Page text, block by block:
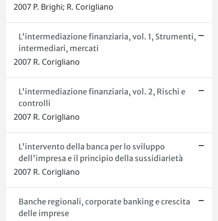
2007 P. Brighi; R. Corigliano
L'intermediazione finanziaria, vol. 1, Strumenti,
intermediari, mercati
2007 R. Corigliano
L'intermediazione finanziaria, vol. 2, Rischi e
controlli
2007 R. Corigliano
L'intervento della banca per lo sviluppo
dell'impresa e il principio della sussidiarietà
2007 R. Corigliano
Banche regionali, corporate banking e crescita
delle imprese